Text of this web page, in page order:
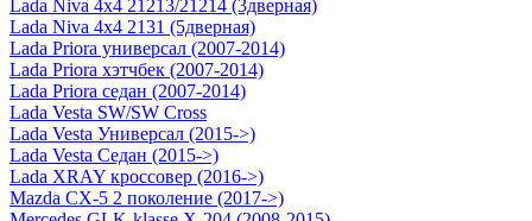
Lada Niva 4х4 21213/21214 (3дверная)
Lada Niva 4х4 2131 (5дверная)
Lada Priora универсал (2007-2014)
Lada Priora хэтчбек (2007-2014)
Lada Priora седан (2007-2014)
Lada Vesta SW/SW Cross
Lada Vesta Универсал (2015->)
Lada Vesta Седан (2015->)
Lada XRAY кроссовер (2016->)
Mazda CX-5 2 поколение (2017->)